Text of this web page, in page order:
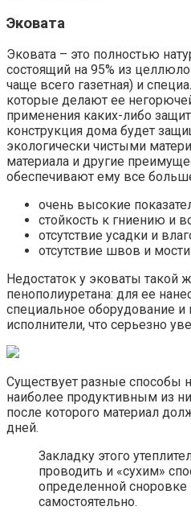
Эковата
Эковата – это полностью
состоящий на 95% из
чаще всего газетная) и
которые делают ее
применения каких-либо
конструкция дома будет
экологически чистыми
материала и другие
обеспечивают ему все
очень высокие
стойкость к гниению и
отсутствие усадки и
отсутствие швов и
Недостаток у эковаты такой
пенополиуретана: для ее
специальное оборудование
исполнители, что серьезно
Существует разные способы
наиболее продуктивным из
после которого материал
дней.
Закладку этого
проводить и «сухим»
определенной
самостоятельно.